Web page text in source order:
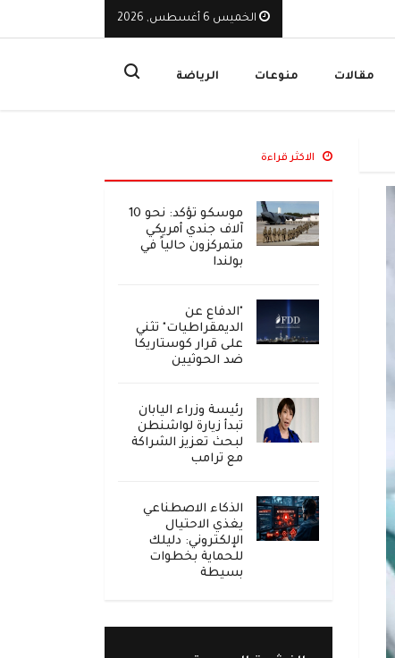
الخميس 6 أغسطس, 2026
مقالات منوعات الرياضة
الاكثر قراءة
موسكو تؤكد: نحو 10
آلاف جندي أمريكي
متمركزون حالياً في
بولندا
"الدفاع عن
الديمقراطيات" تثني
على قرار كوستاريكا
ضد الحوثيين
رئيسة وزراء اليابان
تبدأ زيارة لواشنطن
لبحث تعزيز الشراكة
مع ترامب
الذكاء الاصطناعي
يغذي الاحتيال
الإلكتروني: دليلك
للحماية بخطوات
بسيطة